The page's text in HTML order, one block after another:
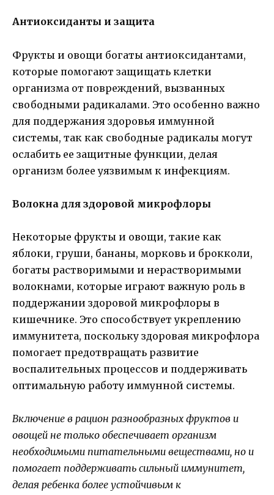
Антиоксиданты и защита
Фрукты и овощи богаты антиоксидантами,
которые помогают защищать клетки
организма от повреждений, вызванных
свободными радикалами. Это особенно важно
для поддержания здоровья иммунной
системы, так как свободные радикалы могут
ослабить ее защитные функции, делая
организм более уязвимым к инфекциям.
Волокна для здоровой микрофлоры
Некоторые фрукты и овощи, такие как
яблоки, груши, бананы, морковь и брокколи,
богаты растворимыми и нерастворимыми
волокнами, которые играют важную роль в
поддержании здоровой микрофлоры в
кишечнике. Это способствует укреплению
иммунитета, поскольку здоровая микрофлора
помогает предотвращать развитие
воспалительных процессов и поддерживать
оптимальную работу иммунной системы.
Включение в рацион разнообразных фруктов и
овощей не только обеспечивает организм
необходимыми питательными веществами, но и
помогает поддерживать сильный иммунитет,
делая ребенка более устойчивым к